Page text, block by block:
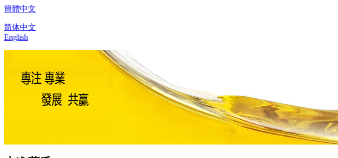
簡體中文
简体中文
English